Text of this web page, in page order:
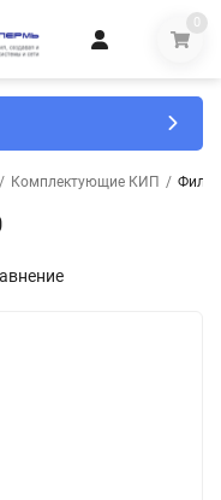
0
/ Комплектующие КИП /